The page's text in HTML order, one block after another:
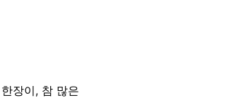
장이, 참 많은